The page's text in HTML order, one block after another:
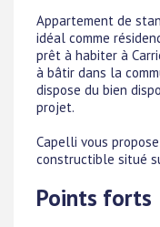
Appartement de
idéal comme
prêt à habiter à
à bâtir dans la
dispose du bien
projet.
Capelli vous
constructible situé
Points forts